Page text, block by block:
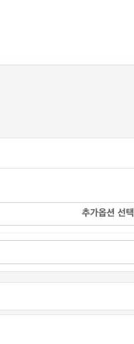
추가옵션 선택